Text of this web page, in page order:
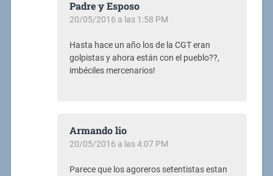
Padre y Esposo
20/05/2016 a las 1:58 PM
Hasta hace un año los de la CGT eran
golpistas y ahora están con el pueblo??,
imbéciles mercenarios!
Armando lio
20/05/2016 a las 4:07 PM
Parece que los agoreros setentistas estan